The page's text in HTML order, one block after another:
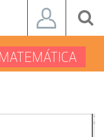
MATEMÁTICA